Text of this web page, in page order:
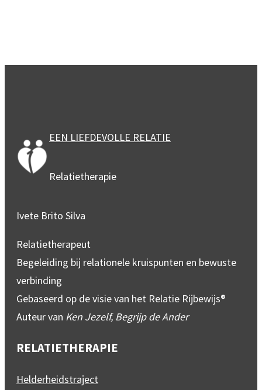
EEN LIEFDEVOLLE RELATIE
Relatietherapie
Ivete Brito Silva
Relatietherapeut
Begeleiding bij relationele kruispunten en bewuste
verbinding
Gebaseerd op de visie van het Relatie Rijbewijs®
Auteur van Ken Jezelf, Begrijp de Ander
RELATIETHERAPIE
Helderheidstraject